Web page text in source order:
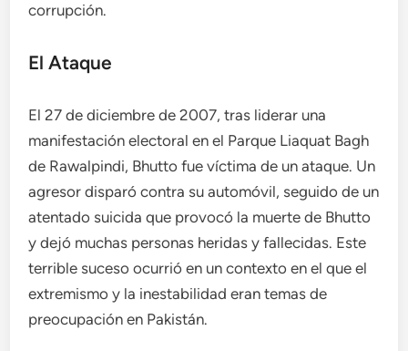
corrupción.
El Ataque
El 27 de diciembre de 2007, tras liderar una
manifestación electoral en el Parque Liaquat Bagh
de Rawalpindi, Bhutto fue víctima de un ataque. Un
agresor disparó contra su automóvil, seguido de un
atentado suicida que provocó la muerte de Bhutto
y dejó muchas personas heridas y fallecidas. Este
terrible suceso ocurrió en un contexto en el que el
extremismo y la inestabilidad eran temas de
preocupación en Pakistán.